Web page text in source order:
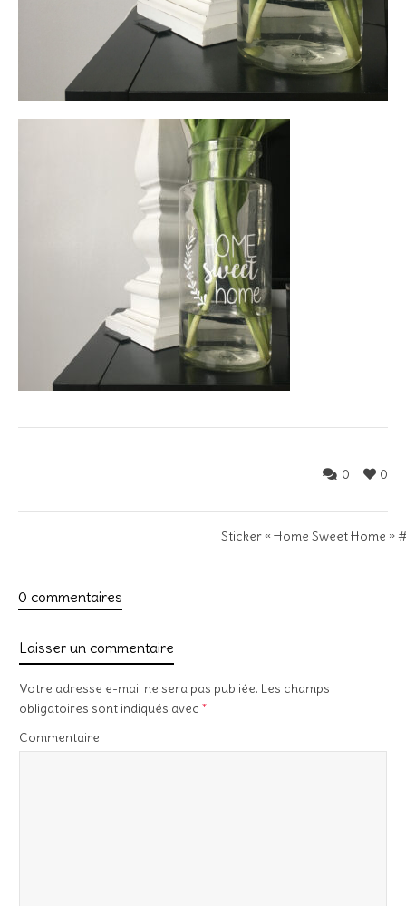
0
0
Sticker « Home Sweet Home »
0 commentaires
Laisser un commentaire
Votre adresse e-mail ne sera pas publiée. Les champs
obligatoires sont indiqués avec *
Commentaire